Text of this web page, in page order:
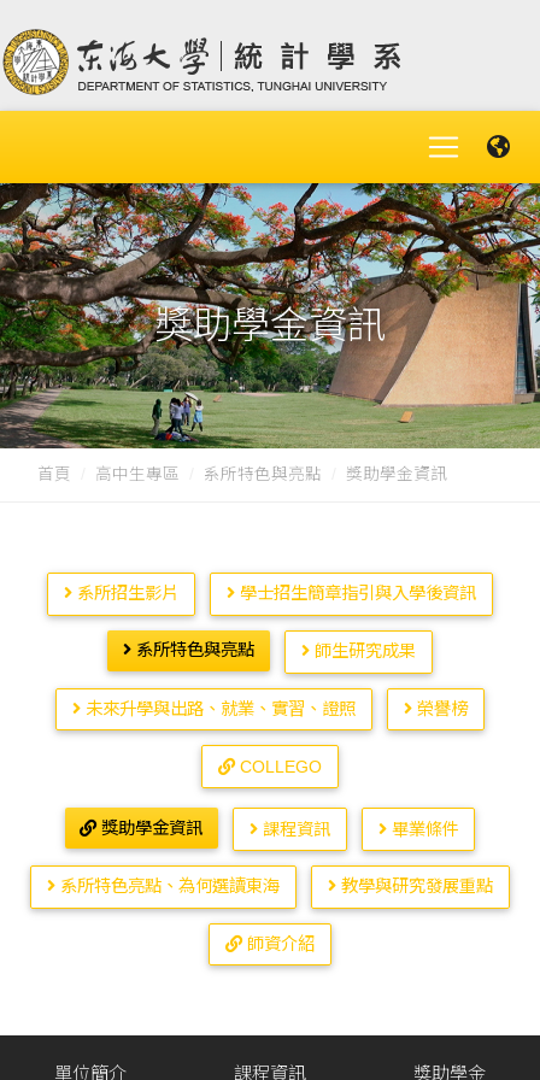
獎助學金資訊
首頁 高中生專區 系所特色與亮點 獎助學金資訊
系所招生影片 學士招生簡章指引與入學後資訊
系所特色與亮點 師生研究成果
未來升學與出路、就業、實習、證照 榮譽榜
COLLEGO
獎助學金資訊 課程資訊 畢業條件
系所特色亮點、為何選讀東海 教學與研究發展重點
師資介紹
單位簡介 課程資訊 獎助學金